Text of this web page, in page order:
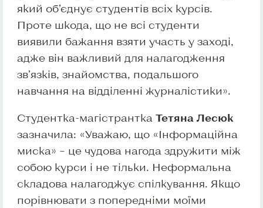
який об’єднує студентів всіх курсів.
Проте шкода, що не всі студенти
виявили бажання взяти участь у заході,
адже він важливий для налагодження
зв’язків, знайомства, подальшого
навчання на відділенні журналістики».
Студентка-магістрантка Тетяна Лесюк
зазначила: «Уважаю, що «Інформаційна
миска» – це чудова нагода здружити між
собою курси і не тільки. Неформальна
складова налагоджує спілкування. Якщо
порівнювати з попередніми моїми